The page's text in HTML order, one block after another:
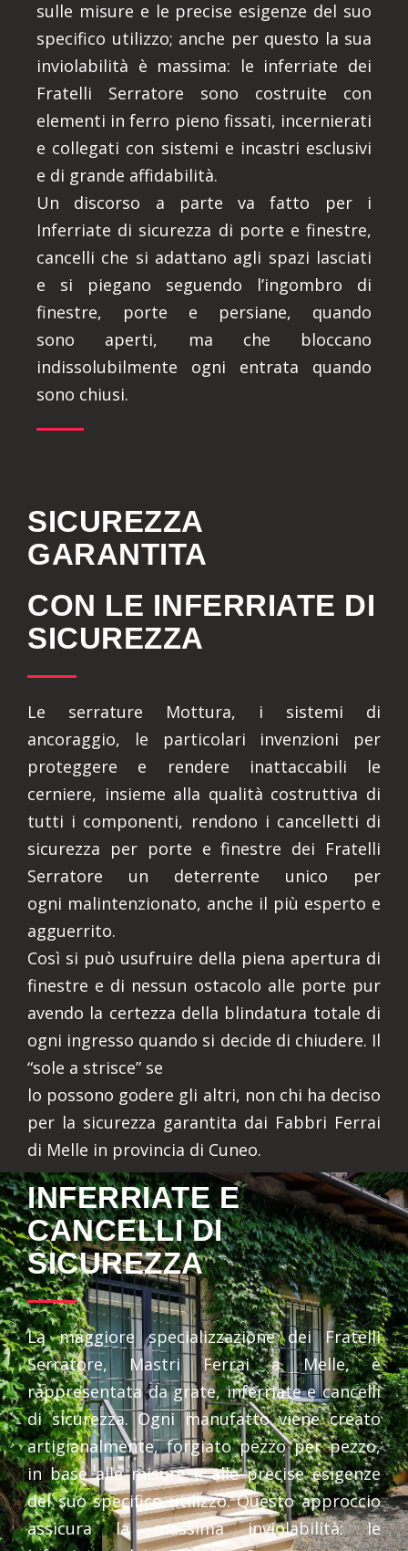
sulle misure e le precise esigenze del suo
specifico utilizzo; anche per questo la sua
inviolabilità è massima: le inferriate dei
Fratelli Serratore sono costruite con
elementi in ferro pieno fissati, incernierati
e collegati con sistemi e incastri esclusivi
e di grande affidabilità.
Un discorso a parte va fatto per i
Inferriate di sicurezza di porte e finestre,
cancelli che si adattano agli spazi lasciati
e si piegano seguendo l’ingombro di
finestre, porte e persiane, quando
sono aperti, ma che bloccano
indissolubilmente ogni entrata quando
sono chiusi.
SICUREZZA
GARANTITA
CON LE INFERRIATE DI
SICUREZZA
Le serrature Mottura, i sistemi di
ancoraggio, le particolari invenzioni per
proteggere e rendere inattaccabili le
cerniere, insieme alla qualità costruttiva di
tutti i componenti, rendono i cancelletti di
sicurezza per porte e finestre dei Fratelli
Serratore un deterrente unico per
ogni malintenzionato, anche il più esperto e
agguerrito.
Così si può usufruire della piena apertura di
finestre e di nessun ostacolo alle porte pur
avendo la certezza della blindatura totale di
ogni ingresso quando si decide di chiudere. Il
“sole a strisce” se
lo possono godere gli altri, non chi ha deciso
per la sicurezza garantita dai Fabbri Ferrai
di Melle in provincia di Cuneo.
INFERRIATE E
CANCELLI DI
SICUREZZA
La maggiore specializzazione dei Fratelli
Serratore, Mastri Ferrai a Melle, è
rappresentata da grate, inferriate e cancelli
di sicurezza. Ogni manufatto viene creato
artigianalmente, forgiato pezzo per pezzo,
in base alle misure e alle precise esigenze
del suo specifico utilizzo. Questo approccio
assicura la massima inviolabilità: le